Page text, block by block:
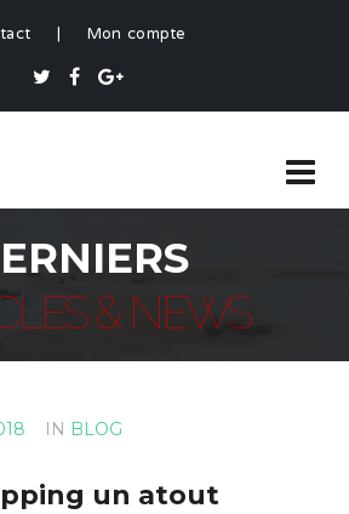
| Mon compte
& NEWS
IN BLOG
un atout